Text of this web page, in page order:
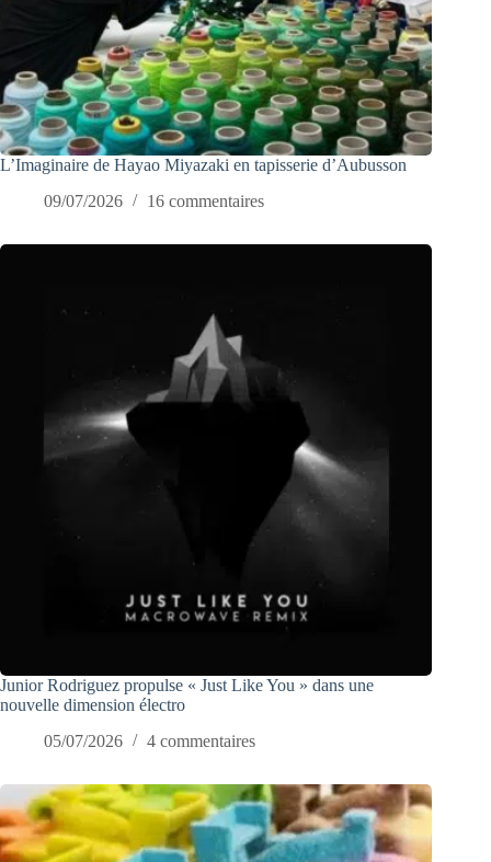
L’Imaginaire de Hayao Miyazaki en tapisserie d’Aubusson
09/07/2026
16 commentaires
Junior Rodriguez propulse « Just Like You » dans une
nouvelle dimension électro
05/07/2026
4 commentaires